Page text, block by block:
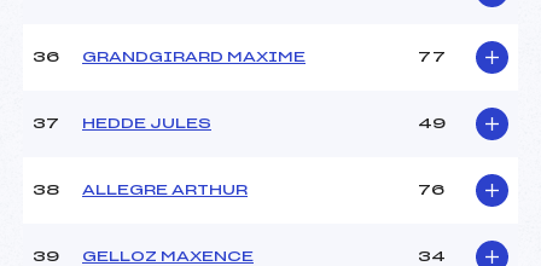
36 GRANDGIRARD MAXIME 77
37 HEDDE JULES 49
38 ALLEGRE ARTHUR 76
39 GELLOZ MAXENCE 34